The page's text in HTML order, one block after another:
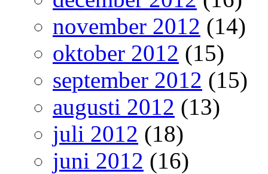
november 2012 (14)
oktober 2012 (15)
september 2012 (15)
augusti 2012 (13)
juli 2012 (18)
juni 2012 (16)